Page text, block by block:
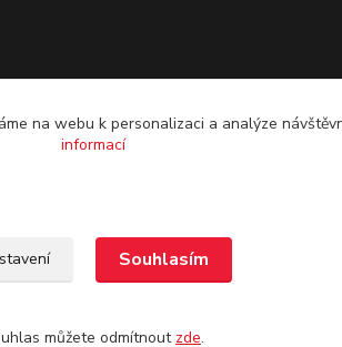
na webu k personalizaci a analýze
informací
Souhlasím
můžete odmítnout zde.